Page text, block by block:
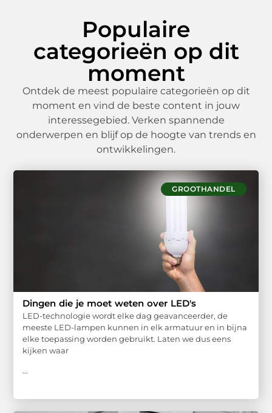
Populaire
categorieën op dit
moment
Ontdek de meest populaire categorieën op dit
moment en vind de beste content in jouw
interessegebied. Verken spannende
onderwerpen en blijf op de hoogte van trends en
ontwikkelingen.
GROOTHANDEL
Dingen die je moet weten over LED's
LED-technologie wordt elke dag geavanceerder, de
meeste LED-lampen kunnen in elk armatuur en in bijna
elke toepassing worden gebruikt. Laten we dus eens
kijken waar
...